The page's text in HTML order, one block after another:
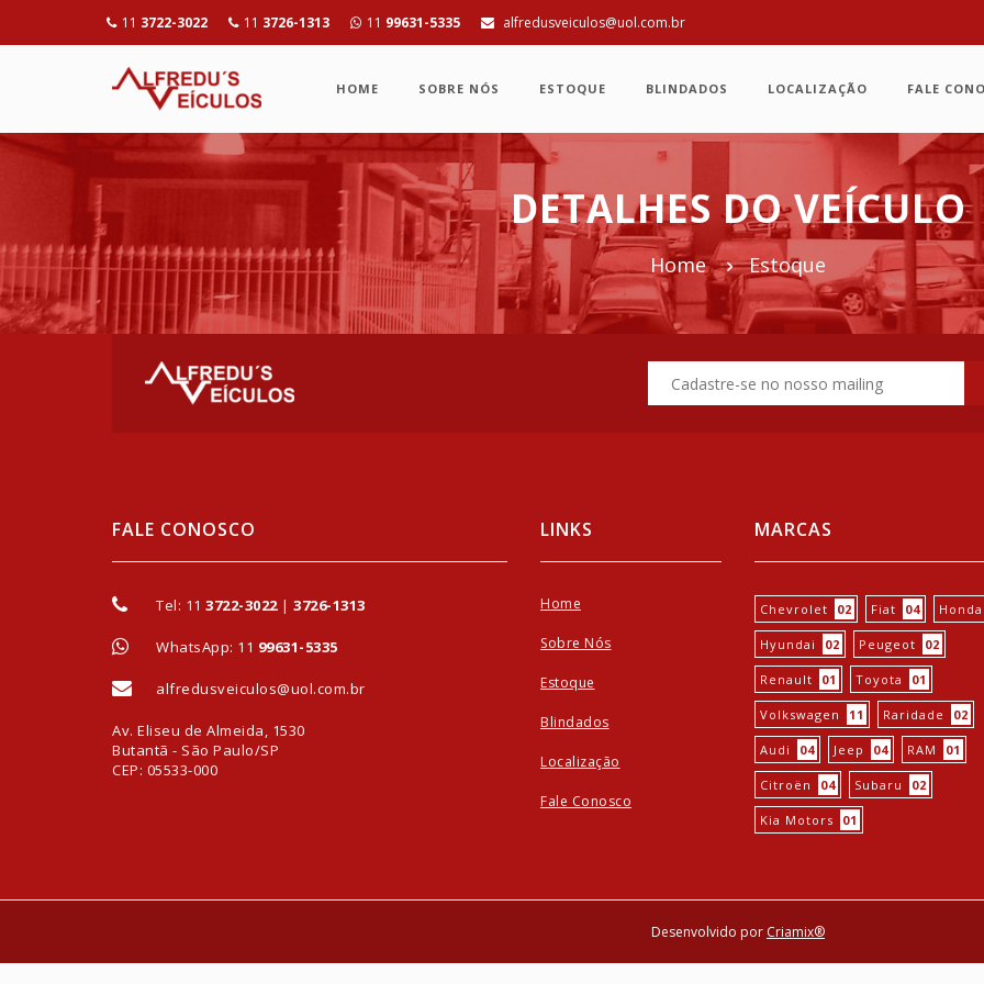
11 3722-3022 11 3726-1313 11 99631-5335 alfredusveiculos@uol.com.br
HOME SOBRE NÓS ESTOQUE BLINDADOS LOCALIZAÇÃO FALE
DETALHES DO VEÍCULO
Home Estoque
FALE CONOSCO
Tel: 11 3722-3022| 3726-1313
WhatsApp: 11 99631-5335
alfredusveiculos@uol.com.br
Av. Eliseu de Almeida, 1530
Butantã - São Paulo/SP
CEP: 05533-000
LINKS
Home
Sobre Nós
Estoque
Blindados
Localização
Fale Conosco
MARCAS
Chevrolet 02 Fiat 04 Honda
Hyundai 02 Peugeot 02
Renault 01 Toyota 01
Volkswagen 11 Raridade 02
Audi 04 Jeep 04 RAM 01
Citroën 04 Subaru 02
Kia Motors 01
Desenvolvido por Criamix®